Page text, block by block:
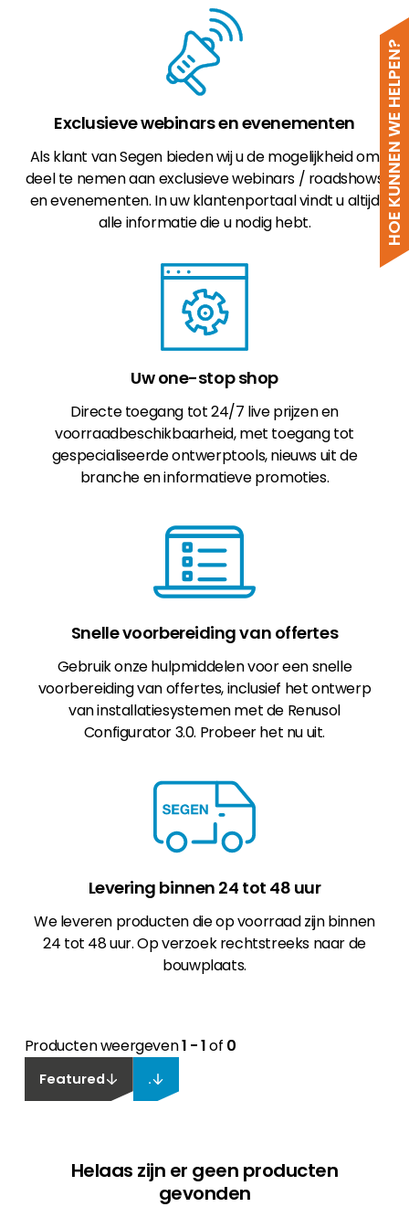
HOE KUNNEN WE HELPEN?
Exclusieve webinars en evenementen
Als klant van Segen bieden wij u de mogelijkheid om
deel te nemen aan exclusieve webinars / roadshows
en evenementen. In uw klantenportaal vindt u altijd
alle informatie die u nodig hebt.
Uw one-stop shop
Directe toegang tot 24/7 live prijzen en
voorraadbeschikbaarheid, met toegang tot
gespecialiseerde ontwerptools, nieuws uit de
branche en informatieve promoties.
Snelle voorbereiding van offertes
Gebruik onze hulpmiddelen voor een snelle
voorbereiding van offertes, inclusief het ontwerp
van installatiesystemen met de Renusol
Configurator 3.0. Probeer het nu uit.
Levering binnen 24 tot 48 uur
We leveren producten die op voorraad zijn binnen
24 tot 48 uur. Op verzoek rechtstreeks naar de
bouwplaats.
Producten weergeven1 - 1of 0
Featured .
Helaas zijn er geen producten
gevonden